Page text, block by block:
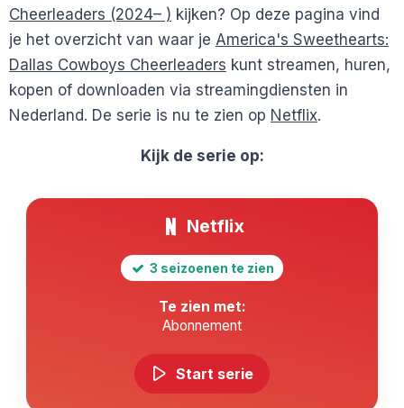
Cheerleaders (2024– ) kijken? Op deze pagina vind
je het overzicht van waar je America's Sweethearts:
Dallas Cowboys Cheerleaders kunt streamen, huren,
kopen of downloaden via streamingdiensten in
Nederland. De serie is nu te zien op Netflix.
Kijk de serie op:
Netflix
3 seizoenen te zien
Te zien met:
Abonnement
Start serie